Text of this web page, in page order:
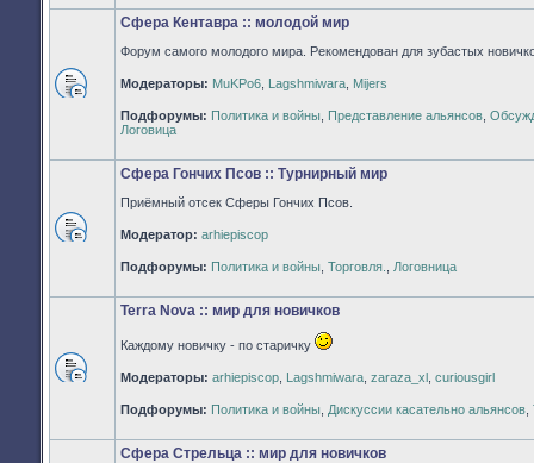
непрочитанных
сообщений
Сфера Кентавра :: молодой мир
Форум самого молодого мира. Рекомендован для зубастых
Модераторы: MuKPo6 Lagshmiwara Mijers
Подфорумы: Политика и войны Представление альянсов
Логовица
непрочитанных
сообщений
Сфера Гончих Псов :: Турнирный мир
Приёмный отсек Сферы Гончих Псов.
Модератор: arhiepiscop
Подфорумы: Политика и войны Торговля. Логовница
сообщений
Terra Nova :: мир для новичков
Каждому новичку - по старичку
Модераторы: arhiepiscop Lagshmiwara zaraza_xl curiousgirl
Подфорумы: Политика и войны Дискуссии касательно альянсов
Сфера Стрельца :: мир для новичков